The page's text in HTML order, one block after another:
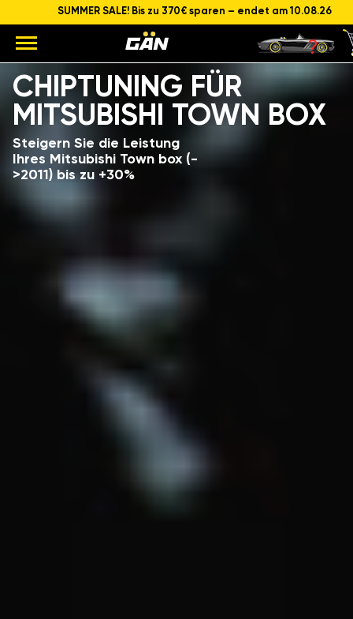
SUMMER SALE! Bis zu 370€ sparen – endet am 10.08.26
CHIPTUNING FÜR
MITSUBISHI TOWN BOX
Steigern Sie die Leistung
Ihres Mitsubishi Town box (-
>2011) bis zu +30%
Modell
Hubraum und Leistung des Motors